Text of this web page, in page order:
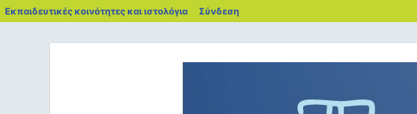
Εκπαιδευτικές κοινότητες και ιστολόγια Σύνδεση